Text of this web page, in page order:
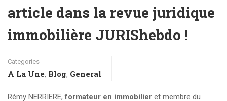
article dans la revue juridique
immobilière JURIShebdo !
Categories
A La Une, Blog, General
Rémy NERRIERE,formateur en immobilier et membre du